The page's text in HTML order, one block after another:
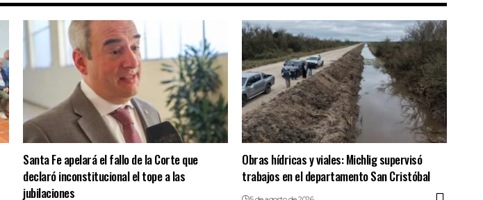
Santa Fe apelará el fallo de la Corte que
declaró inconstitucional el tope a las
jubilaciones
Obras hídricas y viales: Michlig supervisó
trabajos en el departamento San Cristóbal